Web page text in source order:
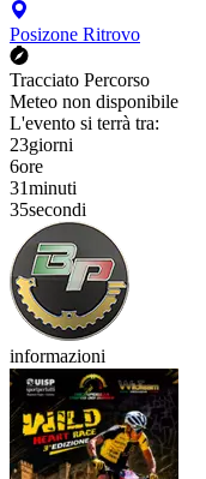
Posizone Ritrovo
Tracciato Percorso
Meteo non disponibile
L'evento si terrà tra:
23giorni
6ore
31minuti
34secondi
informazioni